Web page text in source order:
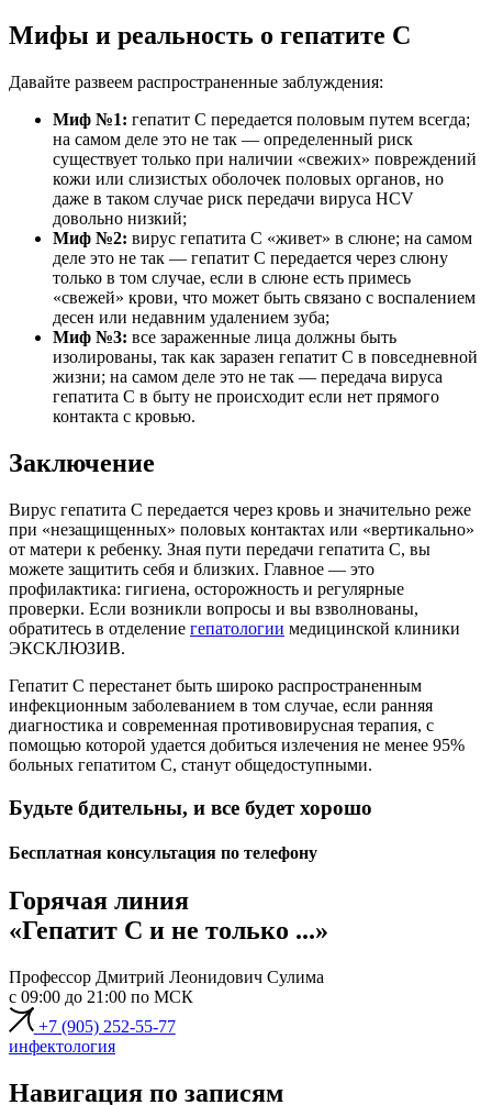
Мифы и реальность о гепатите C
Давайте развеем распространенные заблуждения:
Миф №1: гепатит С передается половым путем всегда;
на самом деле это не так — определенный риск
существует только при наличии «свежих» повреждений
кожи или слизистых оболочек половых органов, но
даже в таком случае риск передачи вируса HCV
довольно низкий;
Миф №2: вирус гепатита С «живет» в слюне; на самом
деле это не так — гепатит С передается через слюну
только в том случае, если в слюне есть примесь
«свежей» крови, что может быть связано с воспалением
десен или недавним удалением зуба;
Миф №3: все зараженные лица должны быть
изолированы, так как заразен гепатит С в повседневной
жизни; на самом деле это не так — передача вируса
гепатита С в быту не происходит если нет прямого
контакта с кровью.
Заключение
Вирус гепатита C передается через кровь и значительно реже
при «незащищенных» половых контактах или «вертикально»
от матери к ребенку. Зная пути передачи гепатита С, вы
можете защитить себя и близких. Главное — это
профилактика: гигиена, осторожность и регулярные
проверки. Если возникли вопросы и вы взволнованы,
обратитесь в отделение гепатологии медицинской клиники
ЭКСКЛЮЗИВ.
Гепатит С перестанет быть широко распространенным
инфекционным заболеванием в том случае, если ранняя
диагностика и современная противовирусная терапия, с
помощью которой удается добиться излечения не менее 95%
больных гепатитом С, станут общедоступными.
Будьте бдительны, и все будет хорошо
Бесплатная консультация по телефону
Горячая линия
«Гепатит C и не только ...»
Профессор Дмитрий Леонидович Сулима
с 09:00 до 21:00 по МСК
+7 (905) 252-55-77
инфектология
Навигация по записям